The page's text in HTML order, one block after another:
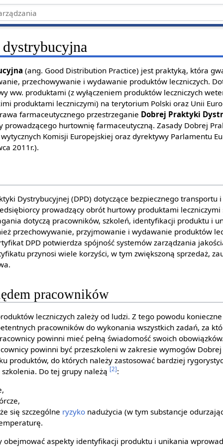
(ang. Good Distribution Practice) jest praktyką, która
przechowywanie i wydawanie produktów leczniczych.
ww. produktami (z wyłączeniem produktów leczniczych
produktami leczniczymi) na terytorium Polski oraz Unii
farmaceutycznego przestrzeganie Dobrej Praktyki
prowadzącego hurtownię farmaceutyczną. Zasady Dobrej
Komisji Europejskiej oraz dyrektywy Parlamentu
2011r.).
Dystrybucyjnej (DPD) dotyczące bezpiecznego transportu
prowadzący obrót hurtowy produktami
dotyczą pracowników, szkoleń, identyfikacji produktu i
przechowywanie, przyjmowanie i wydawanie produktów
DPD potwierdza spójność systemów zarządzania
przynosi wiele korzyści, w tym zwiększoną sprzedaż,
pracowników
leczniczych zależy od ludzi. Z tego powodu
pracowników do wykonania wszystkich zadań, za
powinni mieć pełną świadomość swoich
powinni być przeszkoleni w zakresie wymogów
produktów, do których należy zastosować bardziej
Do tej grupy należą [2]:
się szczególne ryzykonadużycia (w tym substancje
obejmować aspekty identyfikacji produktu i unikania